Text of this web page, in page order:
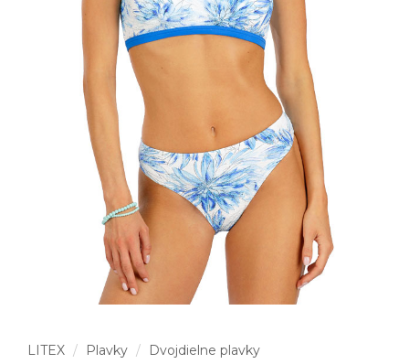
LITEX Plavky Dvojdielne plavky